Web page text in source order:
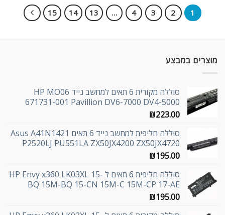
1
2
3
4
…
13
14
15
מוצרים במבצע
סוללה מקורית 6 תאים למחשב נייד HP MO06
671731-001 Pavillion DV6-7000 DV4-5000
₪223.00
סוללה חליפית למחשב נייד 6 תאים Asus A41N1421
P2520LJ PU551LA ZX50JX4200 ZX50JX4720
₪195.00
סוללה חליפית 6 תאים ל HP Envy x360 LK03XL 15-
BQ 15M-BQ 15-CN 15M-C 15M-CP 17-AE
₪195.00